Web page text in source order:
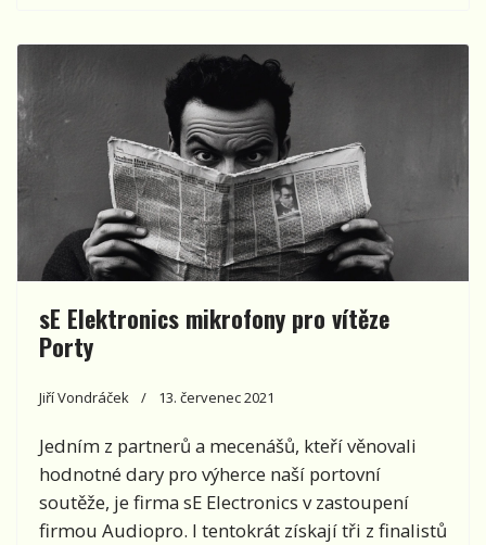
sE Elektronics mikrofony pro vítěze
Porty
Jiří Vondráček 13. červenec 2021
Jedním z partnerů a mecenášů, kteří věnovali
hodnotné dary pro výherce naší portovní
soutěže, je firma sE Electronics v zastoupení
firmou Audiopro. I tentokrát získají tři z finalistů